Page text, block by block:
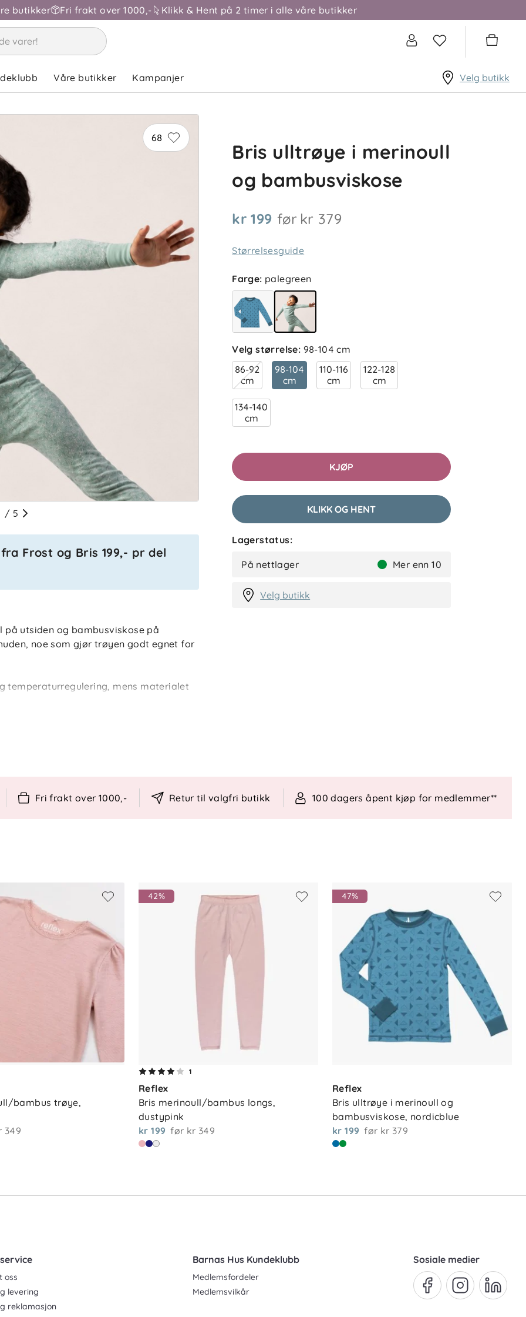
butikker Fri frakt over 1000,- Klikk & Hent på 2 timer i alle våre butikker
Våre butikker Kampanjer Velg butikk
68
/ 5
Frost og Bris 199,- pr del
utsiden og bambusviskose på
noe som gjør trøyen godt egnet for
temperaturregulering, mens materialet
av tredjepart
til lufting når det er nok
Bris ulltrøye i merinoull
og bambusviskose
kr 199 før kr 379
Størrelsesguide
Farge: palegreen
Velg størrelse: 98-104 cm
86-92
cm
98-104
cm
110-116
cm
122-128
cm
134-140
cm
KJØP
KLIKK OG HENT
Lagerstatus:
På nettlager Mer enn 10
Velg butikk
Fri frakt over 1000,- Retur til valgfri butikk 100 dagers åpent kjøp for medlemmer**
bambus trøye,
349
42%
1
Reflex
Bris merinoull/bambus longs,
dustypink
kr 199 før kr 349
47%
Reflex
Bris ulltrøye i merinoull og
bambusviskose, nordicblue
kr 199 før kr 379
oss
levering
reklamasjon
Barnas Hus Kundeklubb
Medlemsfordeler
Medlemsvilkår
Sosiale medier